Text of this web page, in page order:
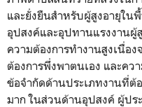
และยั่งยืนสำหรับผู้สูงอายุใน
อุปสงค์และอุปทานแรงงานผู้
ความต้องการทำงานสูงเนื่อง
ต้องการพึ่งพาตนเอง และคว
ข้อจำกัดด้านประเภทงานที่ต้
มาก ในส่วนด้านอุปสงค์ ผู้ปร